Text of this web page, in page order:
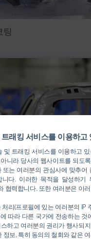
래킹 서비스를 이용하고
트래킹 서비스를 이용하고 있
니라 당사의 웹사이트를 되도
는 여러분의 관심사에 맞추어
다. 이러한 목적을 달성하기
협력합니다. 또한 여러분은 이
리(프로필에 있는 여러분의 IP
따라 다른 국가에 전송하는
하고 여러분의 권리가 행사되
보, 특히 동의의 철회와 같은
팅